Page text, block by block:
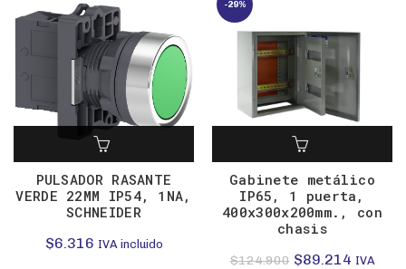
PULSADOR RASANTE
VERDE 22MM IP54, 1NA,
SCHNEIDER
$6.316 IVA incluido
-29%
Gabinete metálico
IP65, 1 puerta,
400x300x200mm., con
chasis
$124.900 El
$89.214ElIVA